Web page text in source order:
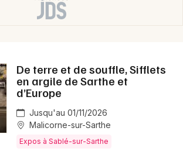
De terre et de souffle, Sifflets
en argile de Sarthe et
d’Europe
Jusqu'au 01/11/2026
Malicorne-sur-Sarthe
Expos à Sablé-sur-Sarthe